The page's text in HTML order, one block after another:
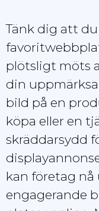
Tänk dig att
plötsligt möts
din
bild på en
köpa eller en
skräddarsydd
kan företag nå
engagerande